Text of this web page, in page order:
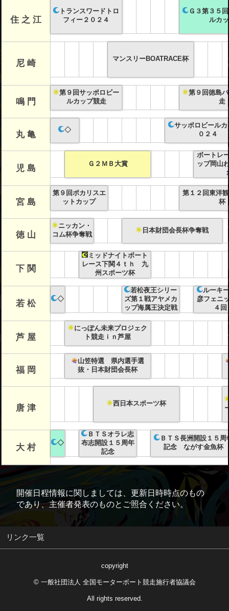
住 之 江
トランスワードトロ
フィー２０２４
Ｇ３第３５
ルカ
尼 崎 マンスリーBOATRACE杯
鳴 門
第９回サッポロビー
ルカップ競走
第９回徳島
走
丸 亀 ◇
サッポロビールカ
０２４
児 島 Ｇ２ＭＢ大賞
ボートレ
ップ岡山
宮 島
第９回ポカリスエ
ットカップ
第１２回東洋
杯
徳 山
ニッカン・
コム杯争奪戦
日本財団会長杯争奪戦
下 関
ミッドナイトボート
レース下関４ｔｈ 九
州スポーツ杯
若 松 ◇
若松夜王シリー
ズ第１戦アヤメカ
ップ海属王決定戦
ルーキ
彦フェニ
４
芦 屋
にっぽん未来プロジェク
ト競走ｉｎ芦屋
福 岡
山笠特選 県内選手選
抜・日本財団会長杯
唐 津 西日本スポーツ杯
大 村 ◇
ＢＴＳオラレ志
布志開設１５周年
記念
ＢＴＳ長洲開設１５周
記念 ながす金魚杯
開催日程情報に関しましては、更新日時時点のもの
であり、主催者発表のものとご照合ください。
リンク一覧
copyright
© 一般社団法人 全国モーターボート競走施行者協議会
All rights reserved.